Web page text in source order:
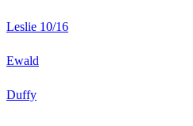
Leslie 10/16
Ewald
Duffy